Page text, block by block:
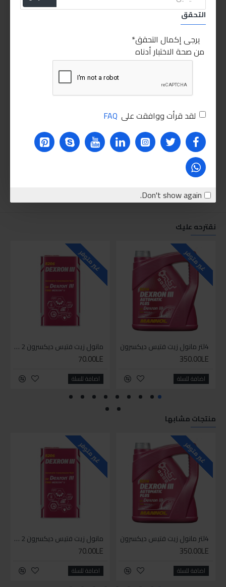
التحقق
يرجى إكمال التحقق
من صحة الاختبار أدناه
لقد قرأت ووافقت على FAQ
Don't show again.
نقترحه عليك
غير متوفر
4لتر مانول زيت فتيس ديكسرون
350.00LE
اضافة للسلة
غير متوفر
مانول زيت فتيس ديكسرون 2 لتر واحد
70.00LE
اضافة للسلة
منتجات مشابها
غير متوفر
4لتر مانول زيت فتيس ديكسرون
350.00LE
اضافة للسلة
غير متوفر
مانول زيت فتيس ديكسرون 2 لتر واحد
70.00LE
اضافة للسلة